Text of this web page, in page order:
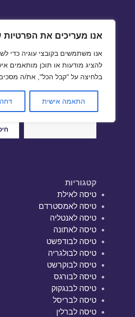
אנו מעריכים את
אנו משתמשים בקובצי עוגיה כדי
להציג מודעות או תוכן מותאמים
בלחיצה על "קבל הכל", את/ה
התאמה אישית
טיסה זולה | טיסות זולות
חיפוש
קטגוריות
טיסה לאילת
טיסה לאמסטרדם
טיסה לאנטליה
טיסה לאתונה
טיסה לבודפשט
טיסה לבולגריה
טיסה לבוקרשט
טיסה לבורגס
טיסה לבנגקוק
טיסה לבריסל
טיסה לברלין